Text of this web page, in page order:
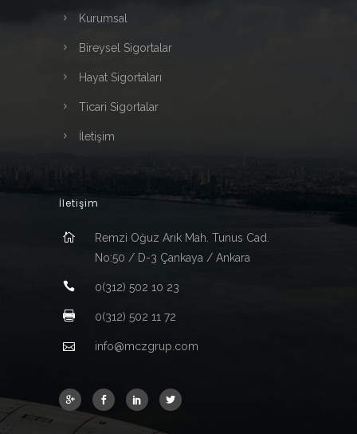
Kurumsal
Bireysel Sigortalar
Hayat Sigortaları
Ticari Sigortalar
İletişim
İletişim
Remzi Oğuz Arık Mah. Tunus Cad.
No:50 / D-3 Çankaya / Ankara
0(312) 502 10 23
0(312) 502 11 72
info@mczgrup.com